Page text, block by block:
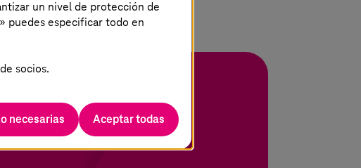
tu transformación
un nivel de protección de
puedes especificar todo en
socios.
necesarias Aceptar todas